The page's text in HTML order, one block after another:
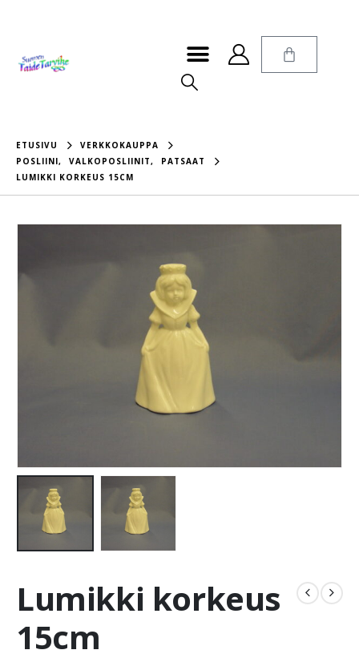
ETUSIVU
VERKKOKAUPPA
POSLIINI, VALKOPOSLIINIT,
PATSAAT
LUMIKKI KORKEUS 15CM
Lumikki korkeus
15cm